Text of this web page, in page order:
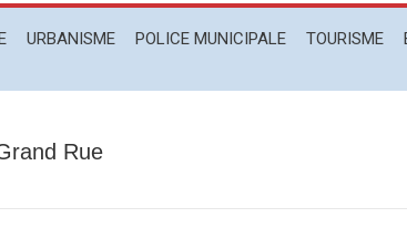
URBANISME POLICE MUNICIPALE TOURISME
Rue